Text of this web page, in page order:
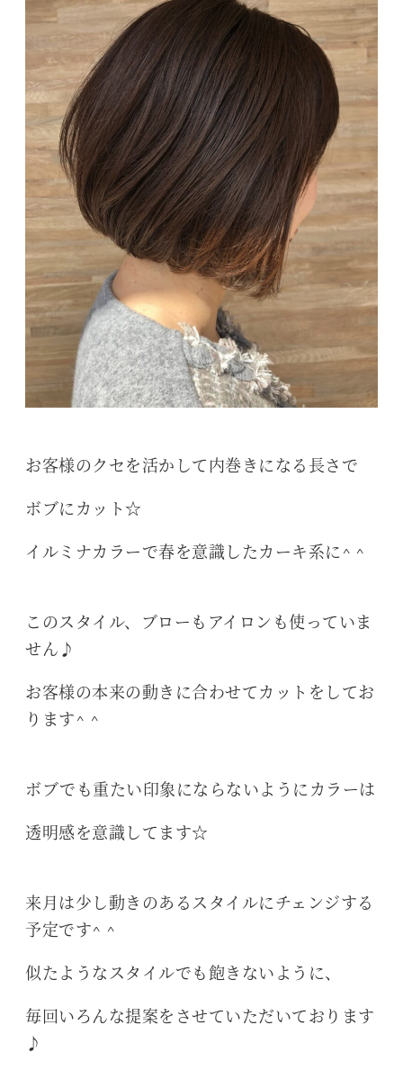
お客様のクセを活かして内巻きになる長さで
ボブにカット☆
イルミナカラーで春を意識したカーキ系に^ ^
このスタイル、ブローもアイロンも使っていま
せん♪
お客様の本来の動きに合わせてカットをしてお
ります^ ^
ボブでも重たい印象にならないようにカラーは
透明感を意識してます☆
来月は少し動きのあるスタイルにチェンジする
予定です^ ^
似たようなスタイルでも飽きないように、
毎回いろんな提案をさせていただいております
♪